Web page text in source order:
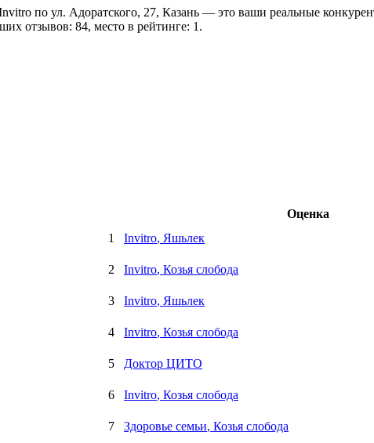
по ул. Адоратского, 27, Казань — это ваши реальные
отзывов: 84, место в рейтинге: 1.
Оценка
1 Invitro, Яшьлек
2 Invitro, Козья слобода
3 Invitro, Яшьлек
4 Invitro, Козья слобода
5 Доктор ЦИТО
6 Invitro, Козья слобода
7 Здоровье семьи, Козья слобода